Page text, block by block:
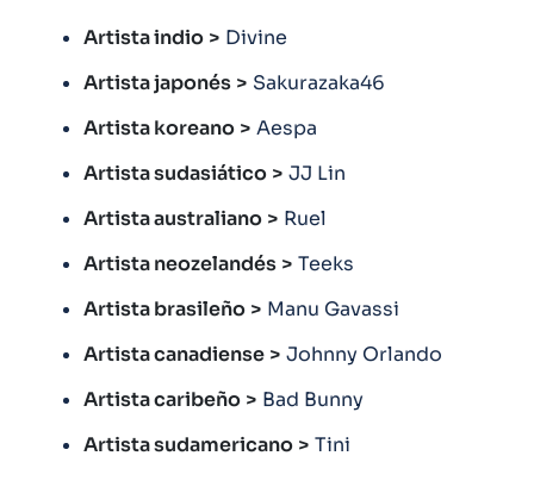
Artista indio > Divine
Artista japonés > Sakurazaka46
Artista koreano > Aespa
Artista sudasiático > JJ Lin
Artista australiano > Ruel
Artista neozelandés > Teeks
Artista brasileño > Manu Gavassi
Artista canadiense > Johnny Orlando
Artista caribeño > Bad Bunny
Artista sudamericano > Tini